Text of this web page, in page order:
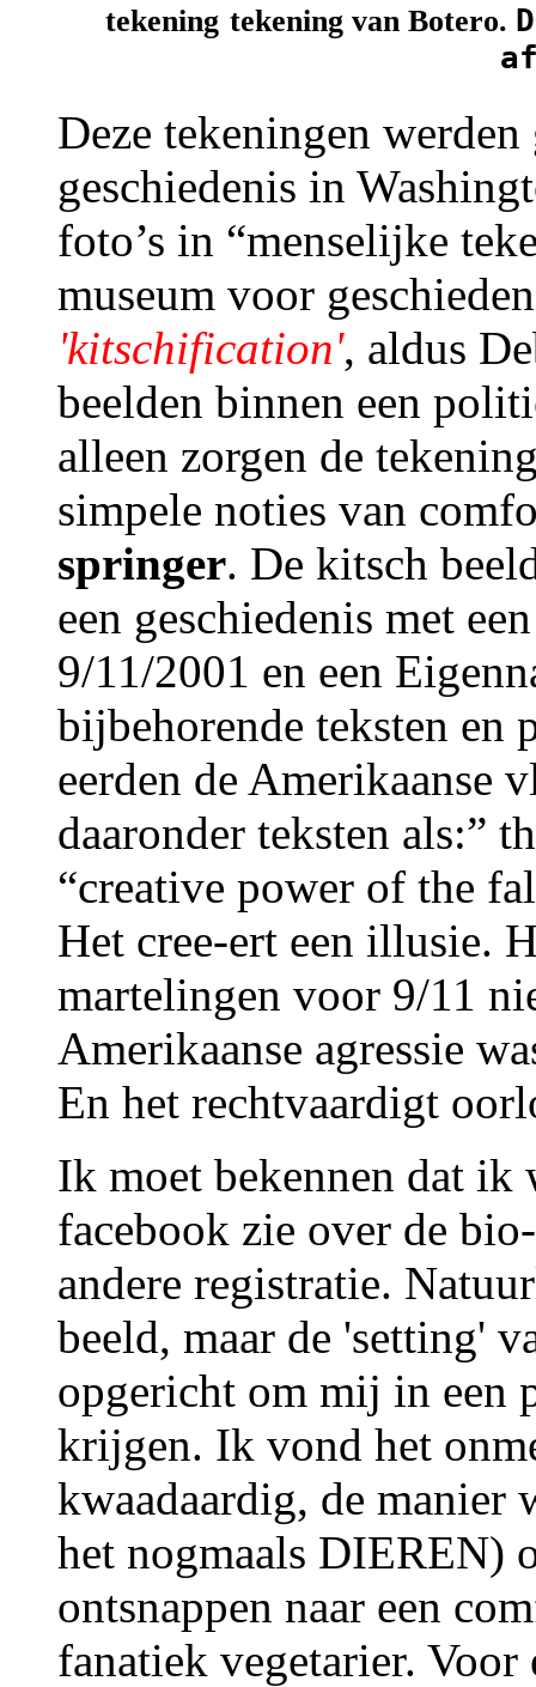
tekening van Botero.
Deze tekeningen
geschiedenis in
foto’s in “menselijke
museum voor
'kitschification', aldus
beelden binnen een
alleen zorgen de
simpele noties van
springer. De kitsch
een geschiedenis met
9/11/2001 en een
bijbehorende teksten en
eerden de Amerikaanse
daaronder teksten als:”
“creative power of the
Het cree-ert een illusie.
martelingen voor 9/11
Amerikaanse agressie
En het rechtvaardigt
Ik moet bekennen dat ik
facebook zie over de
andere registratie.
beeld, maar de 'setting'
opgericht om mij in een
krijgen. Ik vond het
kwaadaardig, de manier
het nogmaals DIEREN)
ontsnappen naar een
fanatiek vegetarier. Voor